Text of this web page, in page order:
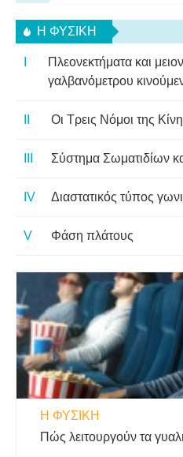
Η ΦΥΣΙΚΗ
Πλεονεκτήματα και
γαλβανόμετρου
Οι Τρεις Νόμοι της
Σύστημα Σωματιδίων
Διαστατικός τύπος
Φάση πλάτους
Η ΦΥΣΙΚΗ
Πώς λειτουργούν τα